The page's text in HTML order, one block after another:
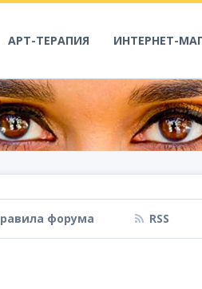
АРТ-ТЕРАПИЯ ИНТЕРНЕТ-
форума RSS